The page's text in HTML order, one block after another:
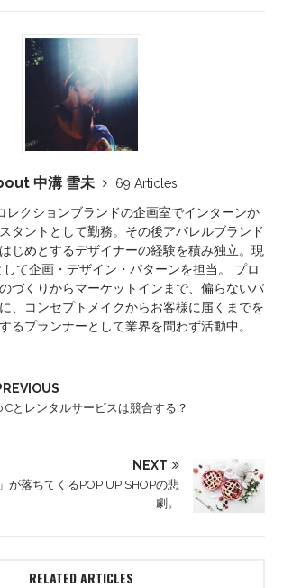
中溝 雪未
69 Articles
レクションブランドの企画室でインターンか
タントとして勤務。その後アパレルブランド
じめとするデザイナーの経験を積み独立。現
て企画・デザイン・パターンを担当。 プロ
づくりからマーケットインまで、偏らないバ
、コンセプトメイクからお客様に届くまでを
るプランナーとして業界を問わず活動中。
Cとレンタルサービスは競合する？
NEXT
が落ちてくるPOP UP SHOPの悲
劇。
RELATED ARTICLES